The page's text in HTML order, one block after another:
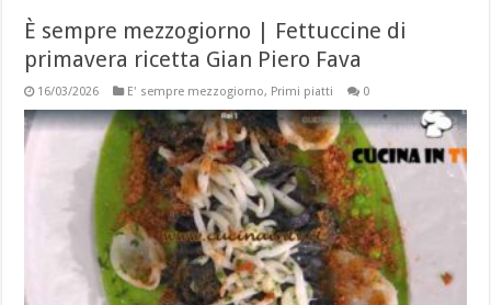
È sempre mezzogiorno | Fettuccine di
primavera ricetta Gian Piero Fava
16/03/2026 E' sempre mezzogiorno, Primi piatti 0